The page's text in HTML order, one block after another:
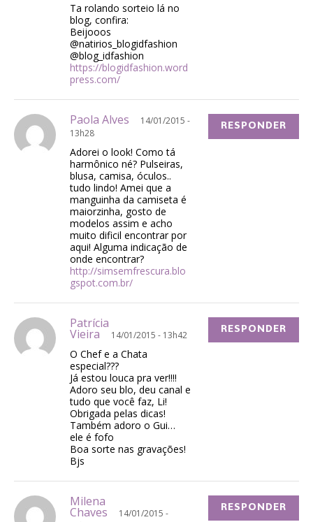
Ta rolando sorteio lá no
blog, confira:
Beijooos
@natirios_blogidfashion
@blog_idfashion
https://blogidfashion.word
press.com/
Paola Alves
14/01/2015 -
13h28
Adorei o look! Como tá
harmônico né? Pulseiras,
blusa, camisa, óculos..
tudo lindo! Amei que a
manguinha da camiseta é
maiorzinha, gosto de
modelos assim e acho
muito dificil encontrar por
aqui! Alguma indicação de
onde encontrar?
http://simsemfrescura.blo
gspot.com.br/
RESPONDER
Patrícia
Vieira 14/01/2015 - 13h42
O Chef e a Chata
especial???
Já estou louca pra ver!!!!
Adoro seu blo, deu canal e
tudo que você faz, Li!
Obrigada pelas dicas!
Também adoro o Gui…
ele é fofo
Boa sorte nas gravações!
Bjs
RESPONDER
Milena
Chaves
14/01/2015 -
RESPONDER